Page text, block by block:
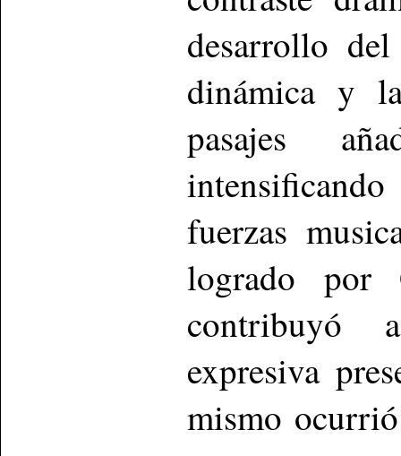
desarrollo
dinámica y
pasajes
fuerzas
logrado por
contribuyó
expresiva
mismo